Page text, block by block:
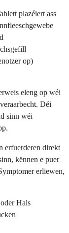
plazéiert ass
op)
eleng op wéi
Déi
sinn wéi
erfuerderen direkt
kënnen e puer
erliewen,
Hals